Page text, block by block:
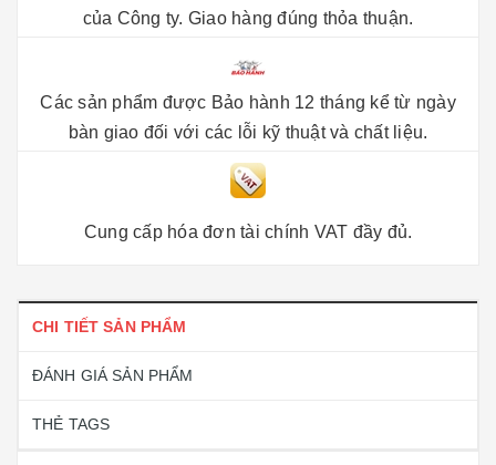
của Công ty. Giao hàng đúng thỏa thuận.
Các sản phẩm được Bảo hành 12 tháng kể từ ngày
bàn giao đối với các lỗi kỹ thuật và chất liệu.
Cung cấp hóa đơn tài chính VAT đầy đủ.
CHI TIẾT SẢN PHẨM
ĐÁNH GIÁ SẢN PHẨM
THẺ TAGS